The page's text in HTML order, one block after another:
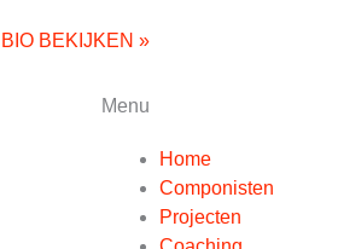
BIO BEKIJKEN »
Menu
Home
Componisten
Projecten